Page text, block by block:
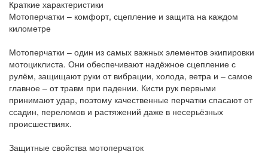
Краткие характеристики
Мотоперчатки – комфорт, сцепление и защита на каждом
километре
Мотоперчатки – один из самых важных элементов экипировки
мотоциклиста. Они обеспечивают надёжное сцепление с
рулём, защищают руки от вибрации, холода, ветра и – самое
главное – от травм при падении. Кисти рук первыми
принимают удар, поэтому качественные перчатки спасают от
ссадин, переломов и растяжений даже в несерьёзных
происшествиях.
Защитные свойства мотоперчаток